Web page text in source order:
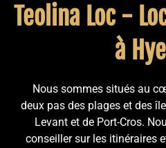
Teolina Loc -
à
Nous sommes situés au
deux pas des plages et des
Levant et de Port-Cros.
conseiller sur les itinéraires